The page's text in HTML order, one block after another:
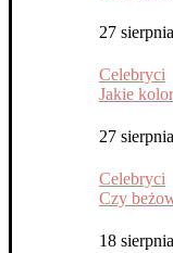
27
Celebryci
Jakie
27
Celebryci
Czy
18